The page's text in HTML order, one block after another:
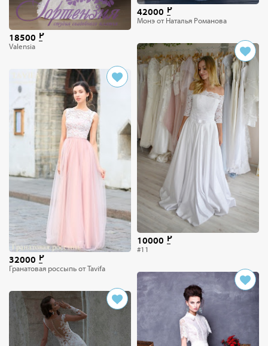
18500
Valensia
42000
Монэ от Наталья Романова
32000
Гранатовая россыпь от Tavifa
10000
#11